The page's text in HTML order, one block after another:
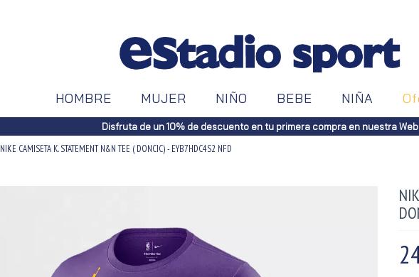
HOMBRE MUJER NIÑO BEBE NIÑA
Disfruta de un 10% de descuento en tu primera compra en nuestra Web
NIKE CAMISETA K. STATEMENT N&N TEE ( DONCIC) - EYB7HDC4S2 NFD